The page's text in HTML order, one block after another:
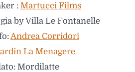
: Martucci Films
by Villa Le Fontanelle
Andrea Corridori
La Menagere
Mordilatte